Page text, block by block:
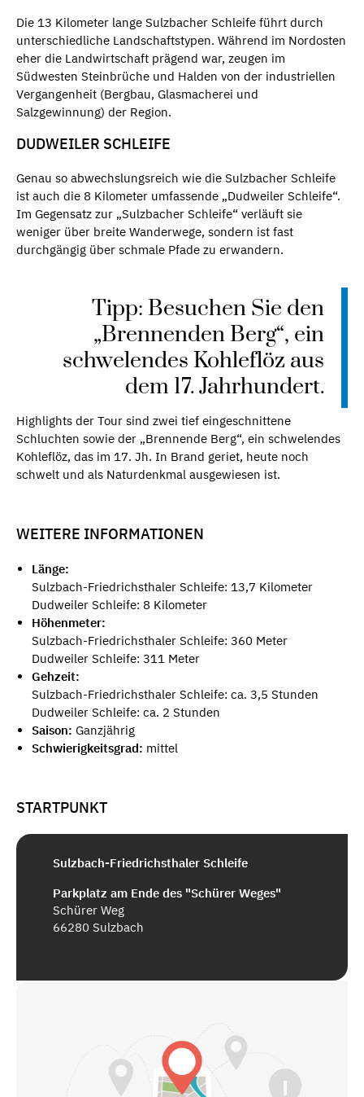
Die 13 Kilometer lange Sulzbacher Schleife führt durch
unterschiedliche Landschaftstypen. Während im Nordosten
eher die Landwirtschaft prägend war, zeugen im
Südwesten Steinbrüche und Halden von der industriellen
Vergangenheit (Bergbau, Glasmacherei und
Salzgewinnung) der Region.
DUDWEILER SCHLEIFE
Genau so abwechslungsreich wie die Sulzbacher Schleife
ist auch die 8 Kilometer umfassende „Dudweiler Schleife“.
Im Gegensatz zur „Sulzbacher Schleife“ verläuft sie
weniger über breite Wanderwege, sondern ist fast
durchgängig über schmale Pfade zu erwandern.
Tipp: Besuchen Sie den
„Brennenden Berg“, ein
schwelendes Kohleflöz aus
dem 17. Jahrhundert.
Highlights der Tour sind zwei tief eingeschnittene
Schluchten sowie der „Brennende Berg“, ein schwelendes
Kohleflöz, das im 17. Jh. In Brand geriet, heute noch
schwelt und als Naturdenkmal ausgewiesen ist.
WEITERE INFORMATIONEN
Länge:
Sulzbach-Friedrichsthaler Schleife: 13,7 Kilometer
Dudweiler Schleife: 8 Kilometer
Höhenmeter:
Sulzbach-Friedrichsthaler Schleife: 360 Meter
Dudweiler Schleife: 311 Meter
Gehzeit:
Sulzbach-Friedrichsthaler Schleife: ca. 3,5 Stunden
Dudweiler Schleife: ca. 2 Stunden
Saison: Ganzjährig
Schwierigkeitsgrad: mittel
STARTPUNKT
Sulzbach-Friedrichsthaler Schleife
Parkplatz am Ende des "Schürer Weges"
Schürer Weg
66280 Sulzbach